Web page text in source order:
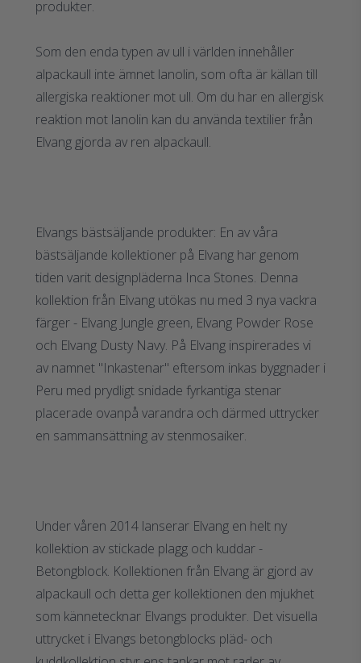
produkter.
Som den enda typen av ull i världen innehåller
alpackaull inte ämnet lanolin, som ofta är källan till
allergiska reaktioner mot ull. Om du har en allergisk
reaktion mot lanolin kan du använda textilier från
Elvang gjorda av ren alpackaull.
Elvangs bästsäljande produkter: En av våra
bästsäljande kollektioner på Elvang har genom
tiden varit designpläderna Inca Stones. Denna
kollektion från Elvang utökas nu med 3 nya vackra
färger - Elvang Jungle green, Elvang Powder Rose
och Elvang Dusty Navy. På Elvang inspirerades vi
av namnet "Inkastenar" eftersom inkas byggnader i
Peru med prydligt snidade fyrkantiga stenar
placerade ovanpå varandra och därmed uttrycker
en sammansättning av stenmosaiker.
Under våren 2014 lanserar Elvang en helt ny
kollektion av stickade plagg och kuddar -
Betongblock. Kollektionen från Elvang är gjord av
alpackaull och detta ger kollektionen den mjukhet
som kännetecknar Elvangs produkter. Det visuella
uttrycket i Elvangs betongblocks pläd- och